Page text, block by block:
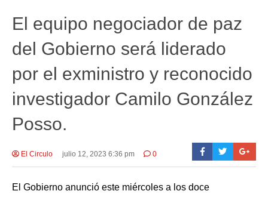
El equipo negociador de paz
del Gobierno será liderado
por el exministro y reconocido
investigador Camilo González
Posso.
El Circulo julio 12, 2023 6:36 pm 0
El Gobierno anunció este miércoles a los doce